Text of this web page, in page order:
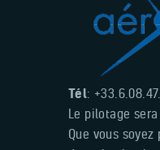
Tél:
Le pilotage
Que vous